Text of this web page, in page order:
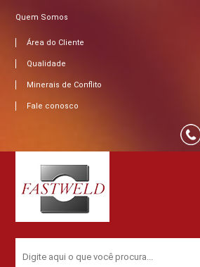
Quem Somos
Área do Cliente
Qualidade
Minerais de Conflito
Fale conosco